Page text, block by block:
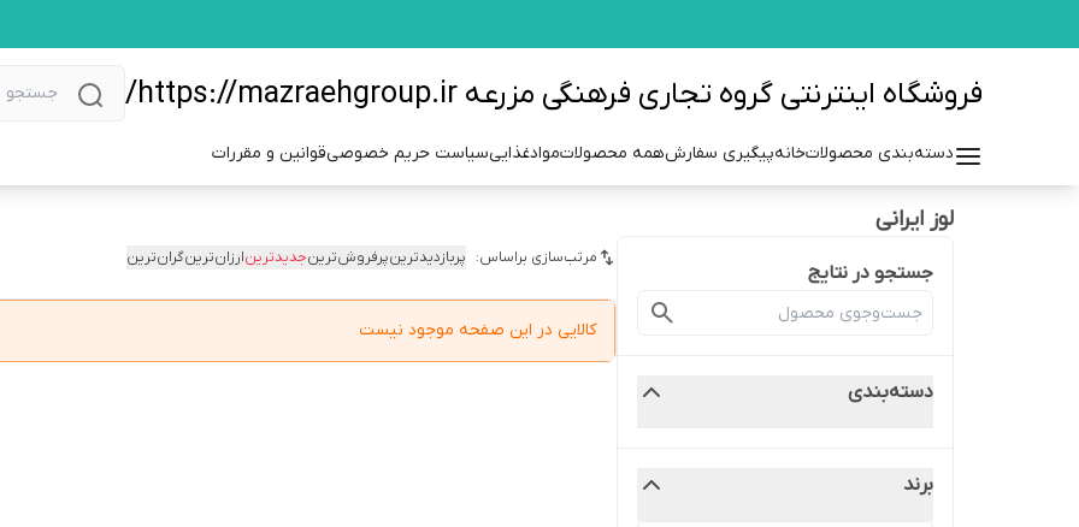
فروشگاه اینترنتی گروه تجاری فرهنگی مزرعه https://mazraehgroup.ir/
دسته‌بندی محصولاتخانهپیگیری سفارشهمه محصولاتموادغذاییسیاست حریم خصوصیقوانین و مقررات
لوز ایرانی
جستجو در نتایج
دسته‌بندی
برند
مرتب‌سازی براساس: پربازدیدترینپرفروش‌ترینجدیدترینارزان‌ترینگران‌ترین
کالایی در این صفحه موجود نیست